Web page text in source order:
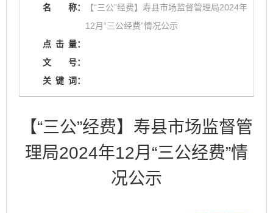
名
称：
【“三公”经费】寿县市场监督管理局2024年
12月“三公经费”情况公示
点 击 量：
文
号：
关 键 词：
【“三公”经费】寿县市场监督管
理局2024年12月“三公经费”情
况公示